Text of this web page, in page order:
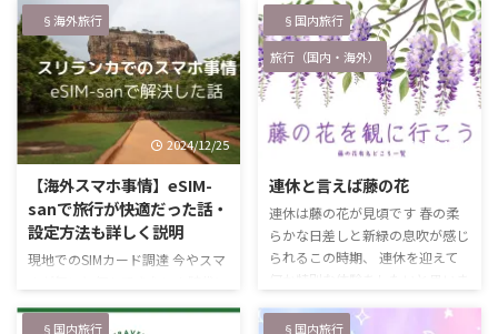
§海外旅行
2024/12/25
【海外スマホ事情】eSIM-
sanで旅行が快適だった話・
設定方法も詳しく説明
現地でのSIMカード調達 今やスマ
なってしまいましたが、皆さん
「海外でのスマホ」どうしてます
§国内旅行
旅行（国内・海外）
2024/5/6
連休と言えば藤の花
連休は藤の花が見頃です 春の柔
らかな日差しと新緑の息吹が感じ
られるこの時期、 連休を迎えて
のSNSにアップされるあの美しい
§国内旅行 §国内旅行